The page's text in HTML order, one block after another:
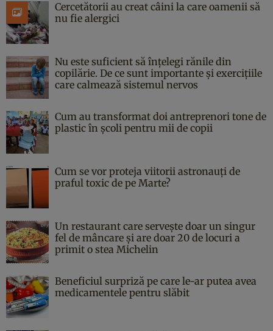
Cercetătorii au creat câini la care oamenii să
nu fie alergici
Nu este suficient să înțelegi rănile din
copilărie. De ce sunt importante și exercițiile
care calmează sistemul nervos
Cum au transformat doi antreprenori tone de
plastic în școli pentru mii de copii
Cum se vor proteja viitorii astronauți de
praful toxic de pe Marte?
Un restaurant care servește doar un singur
fel de mâncare și are doar 20 de locuri a
primit o stea Michelin
Beneficiul surpriză pe care le-ar putea avea
medicamentele pentru slăbit